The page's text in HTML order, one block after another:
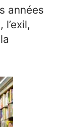
années
l’exil,